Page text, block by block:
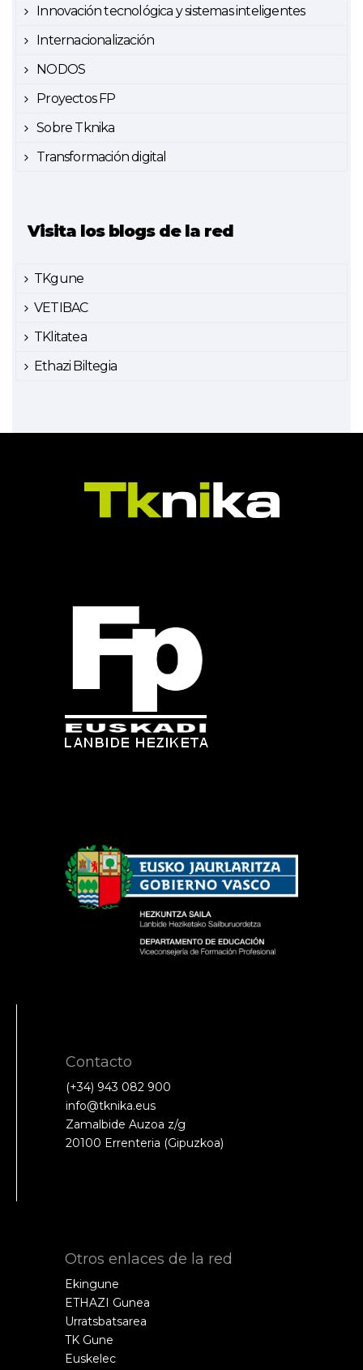
Innovación tecnológica y sistemas inteligentes
Internacionalización
NODOS
Proyectos FP
Sobre Tknika
Transformación digital
Visita los blogs de la red
TKgune
VETIBAC
TKlitatea
Ethazi Biltegia
Contacto
(+34) 943 082 900
info@tknika.eus
Zamalbide Auzoa z/g
20100 Errenteria (Gipuzkoa)
Otros enlaces de la red
Ekingune
ETHAZI Gunea
Urratsbatsarea
TK Gune
Euskelec